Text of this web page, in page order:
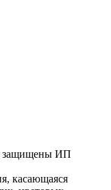
защищены ИП
касающаяся